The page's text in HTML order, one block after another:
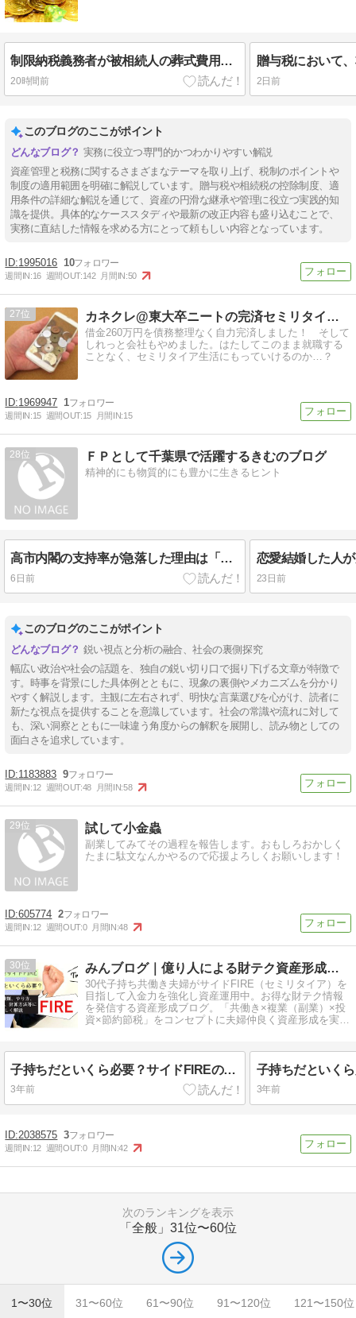
制限納税義務者が被相続人の葬式費用を負担した場合には、相続税の課税価額の計算において、その負担した金額を控除することが可能ですか？
20時間前 2日前
このブログのここがポイント
実務に役立つ専門的かつわかりやすい解説
資産管理と税務に関するさまざまなテーマを取り上げ、税制のポイントや
制度の適用範囲を明確に解説しています。贈与税や相続税の控除制度、適
用条件の詳細な解説を通じて、資産の円滑な継承や管理に役立つ実践的知
識を提供。具体的なケーススタディや最新の改正内容も盛り込むことで、
実務に直結した情報を求める方にとって頼もしい内容となっています。
1995016 10
週間IN:16 週間OUT:142 月間IN:50
27 カネクレ@東大卒ニートの完済セミリタイアブログ
借金260万円を債務整理なく自力完済しました！ そして
しれっと会社もやめました。はたしてこのまま就職する
ことなく、セミリタイア生活にもっていけるのか…？
1969947 1
週間IN:15 週間OUT:15 月間IN:15
28 ＦＰとして千葉県で活躍するきむのブログ
精神的にも物質的にも豊かに生きるヒント
高市内閣の支持率が急落した理由は「ファラオの呪い」ならぬ「消費税の呪い」
6日前 23日前
このブログのここがポイント
鋭い視点と分析の融合、社会の裏側探究
幅広い政治や社会の話題を、独自の鋭い切り口で掘り下げる文章が特徴で
す。時事を背景にした具体例とともに、現象の裏側やメカニズムを分かり
やすく解説します。主観に左右されず、明快な言葉選びを心がけ、読者に
新たな視点を提供することを意識しています。社会の常識や流れに対して
も、深い洞察とともに一味違う角度からの解釈を展開し、読み物としての
面白さを追求しています。
1183883 9
週間IN:12 週間OUT:48 月間IN:58
29 試して小金蟲
副業してみてその過程を報告します。おもしろおかしく
たまに駄文なんかやるので応援よろしくお願いします！
605774 2
週間IN:12 週間OUT:0 月間IN:48
30 みんブログ｜億り人による財テク資産形成情報を発信するブログ
30代子持ち共働き夫婦がサイドFIRE（セミリタイア）を
目指して入金力を強化し資産運用中。お得な財テク情報
を発信する資産形成ブログ。「共働き×複業（副業）×投
資×節約節税」をコンセプトに夫婦仲良く資産形成を実
子持ちだといくら必要？サイドFIREのやり方、必要金額、目標額、計算方法等について解説
3年前 3年前
2038575 3
週間IN:12 週間OUT:0 月間IN:42
次のランキングを表示
「全般」 31位〜60位
1〜30位 31〜60位 61〜90位 91〜120位 121〜150位